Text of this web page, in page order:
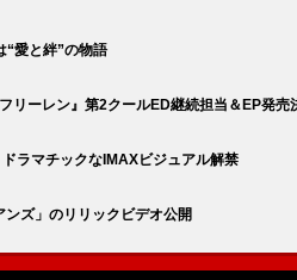
“愛と絆”の物語
ーレン』第2クールED継続担当＆EP発売
ラマチックなIMAXビジュアル解禁
ズ」のリリックビデオ公開